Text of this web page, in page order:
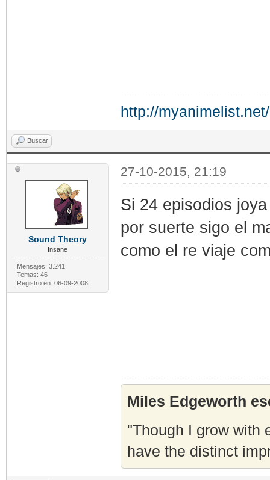
http://
Buscar
Sound Theory
Insane
Mensajes: 3.241
Temas: 46
Registro en: 06-09-2008
27-10-2015, 21:19
Si 24 episodios
por suerte sigo el
como el re viaje
Miles Edgeworth
"Though I grow with
have the distinct